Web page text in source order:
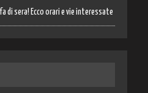
di sera! Ecco orari e vie interessate